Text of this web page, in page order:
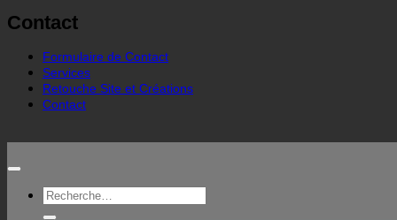
Contact
Formulaire de Contact
Services
Retouche Site et Créations
Contact
Recherche
pour :